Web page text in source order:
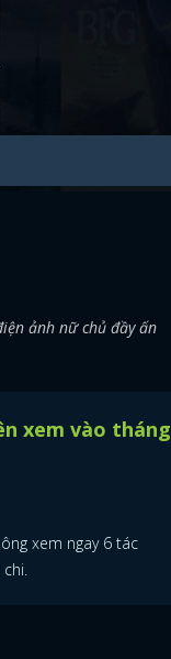
ảnh nữ chủ đầy ấn
xem vào tháng
xem ngay 6 tác